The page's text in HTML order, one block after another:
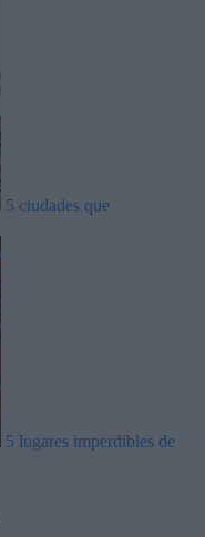
5 ciudades que
5 lugares imperdibles de